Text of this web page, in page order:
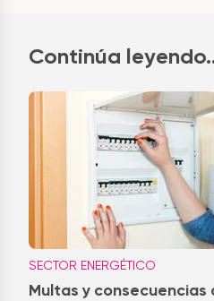
Continúa
SECTOR ENERGÉTICO
Multas y consecuencias